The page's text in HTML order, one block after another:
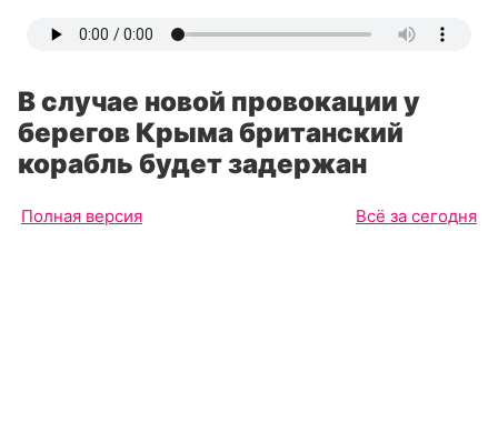
В случае новой провокации у
берегов Крыма британский
корабль будет задержан
Полная версия Всё за сегодня